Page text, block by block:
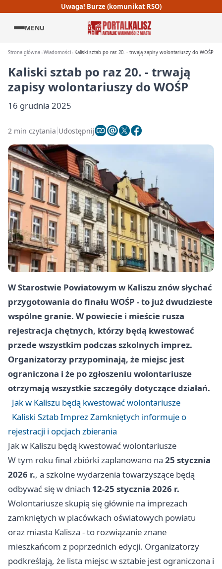
Uwaga! Burze (komunikat RSO)
MENU
Strona główna Wiadomości Kaliski sztab po raz 20. - trwają zapisy wolontariuszy do WOŚP
Kaliski sztab po raz 20. - trwają
zapisy wolontariuszy do WOŚP
16 grudnia 2025
2 min czytania Udostępnij
W Starostwie Powiatowym w Kaliszu znów słychać
przygotowania do finału WOŚP - to już dwudzieste
wspólne granie. W powiecie i mieście rusza
rejestracja chętnych, którzy będą kwestować
przede wszystkim podczas szkolnych imprez.
Organizatorzy przypominają, że miejsc jest
ograniczona i że po zgłoszeniu wolontariusze
otrzymają wszystkie szczegóły dotyczące działań.
Jak w Kaliszu będą kwestować wolontariusze
Kaliski Sztab Imprez Zamkniętych informuje o
rejestracji i opcjach zbierania
Jak w Kaliszu będą kwestować wolontariusze
W tym roku finał zbiórki zaplanowano na 25 stycznia
2026 r., a szkolne wydarzenia towarzyszące będą
odbywać się w dniach 12-25 stycznia 2026 r.
Wolontariusze skupią się głównie na imprezach
zamkniętych w placówkach oświatowych powiatu
oraz miasta Kalisza - to rozwiązanie znane
mieszkańcom z poprzednich edycji. Organizatorzy
podkreślają, że lista miejsc w sztabie jest ograniczona i